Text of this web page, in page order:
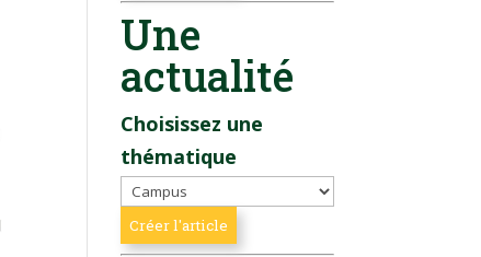
Une
actualité
Choisissez une
thématique